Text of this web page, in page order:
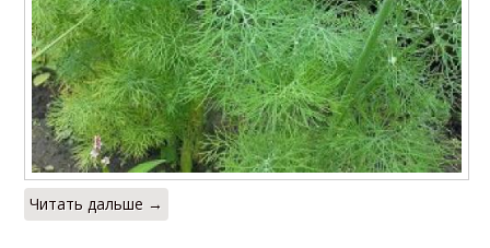
Читать дальше →